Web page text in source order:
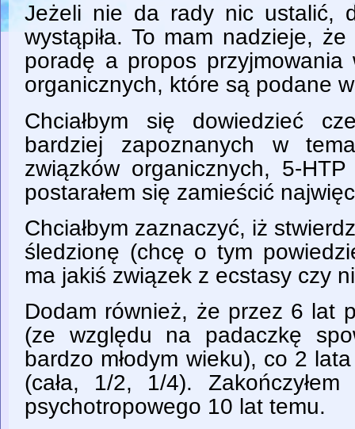
Jeżeli nie da rady nic ustalić,
wystąpiła. To mam nadzieje,
poradę a propos przyjmowania
organicznych, które są podane
Chciałbym się dowiedzieć
bardziej zapoznanych w
związków organicznych, 5-
postarałem się zamieścić
Chciałbym zaznaczyć, iż
śledzionę (chcę o tym
ma jakiś związek z ecstasy czy
Dodam również, że przez 6 lat
(ze względu na padaczkę
bardzo młodym wieku), co 2
(cała, 1/2, 1/4).
psychotropowego 10 lat temu.